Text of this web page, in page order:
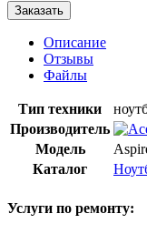
Заказать
Описание
Отзывы
Файлы
Тип техники
Производитель
Модель
Каталог
Услуги по ремонту: